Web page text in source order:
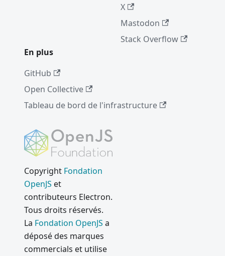
X
Mastodon
Stack Overflow
En plus
GitHub
Open Collective
Tableau de bord de l'infrastructure
Copyright Fondation
OpenJS et
contributeurs Electron.
Tous droits réservés.
La Fondation OpenJS a
déposé des marques
commercials et utilise